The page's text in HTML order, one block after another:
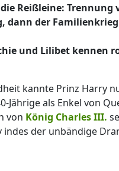
Reißleine:
dann der
und Lilibet kennen
kannte Prinz Harry
Jährige als Enkel von
von König Charles III.
indes der unbändige